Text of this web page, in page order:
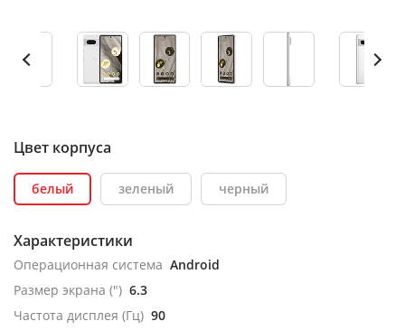
Цвет корпуса
белый зеленый черный
Характеристики
Операционная система Android
Размер экрана (") 6.3
Частота дисплея (Гц) 90